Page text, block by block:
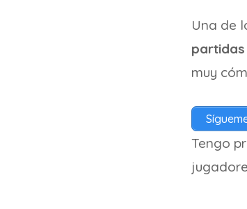
Una de
muy
Tengo